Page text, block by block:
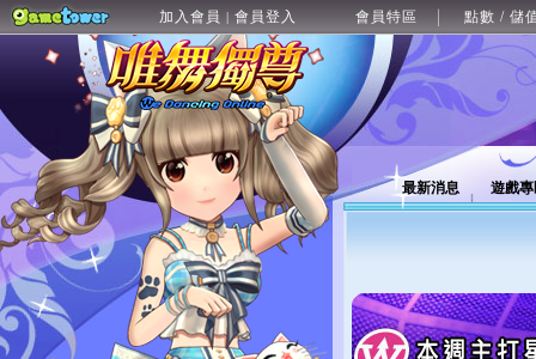
加入會員 | 會員登入 會員特區 點數 / 儲
最新消息 遊戲